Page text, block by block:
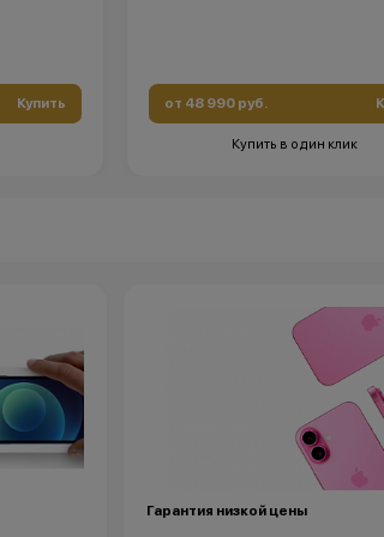
Купить от 48 990 руб.
Купить в один клик
Гарантия низкой цены